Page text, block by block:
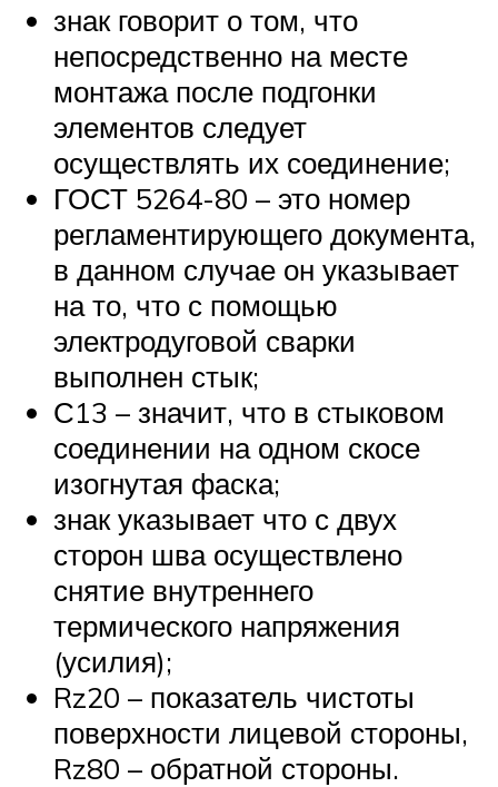
знак говорит о том, что
непосредственно на месте
монтажа после подгонки
элементов следует
осуществлять их соединение;
ГОСТ 5264-80 – это номер
регламентирующего документа,
в данном случае он указывает
на то, что с помощью
электродуговой сварки
выполнен стык;
С13 – значит, что в стыковом
соединении на одном скосе
изогнутая фаска;
знак указывает что с двух
сторон шва осуществлено
снятие внутреннего
термического напряжения
(усилия);
Rz20 – показатель чистоты
поверхности лицевой стороны,
Rz80 – обратной стороны.